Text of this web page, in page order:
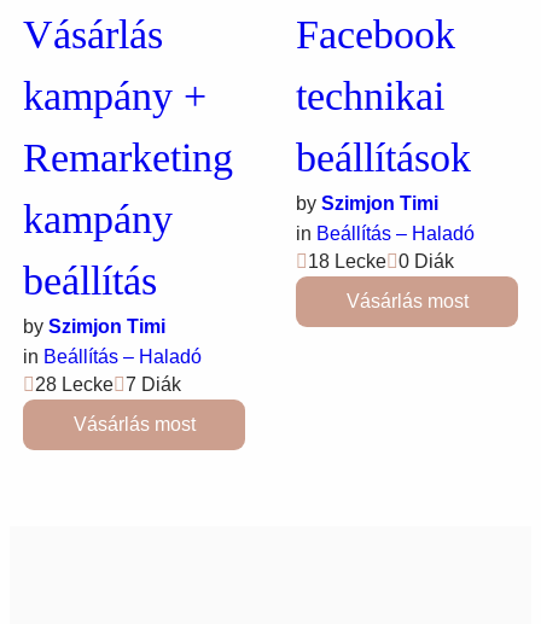
Vásárlás
kampány +
Remarketing
kampány
beállítás
by Szimjon Timi
in Beállítás – Haladó
28 Lecke
7 Diák
Vásárlás most
Facebook
technikai
beállítások
by Szimjon Timi
in Beállítás – Haladó
18 Lecke
0 Diák
Vásárlás most